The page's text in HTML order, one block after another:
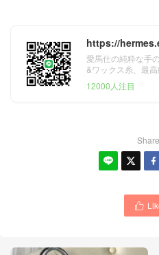
https://
愛馬仕の純粋な手
&ワックス糸、最
グ、財布、ベルト&
12000人注目
  
